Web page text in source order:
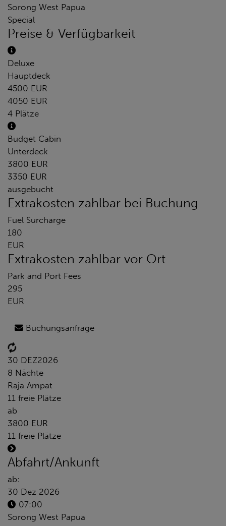
Sorong West Papua
Special
Preise & Verfügbarkeit
Deluxe
Hauptdeck
4500 EUR
4050 EUR
4 Plätze
Budget Cabin
Unterdeck
3800 EUR
3350 EUR
ausgebucht
Extrakosten zahlbar bei Buchung
Fuel Surcharge
180
EUR
Extrakosten zahlbar vor Ort
Park and Port Fees
295
EUR
Buchungsanfrage
30 DEZ2026
8 Nächte
Raja Ampat
11 freie Plätze
ab
3800 EUR
11 freie Plätze
Abfahrt/Ankunft
ab:
30 Dez 2026
07:00
Sorong West Papua